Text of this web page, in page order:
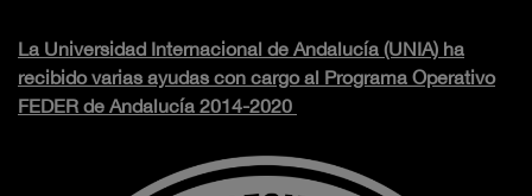
La Universidad Internacional de Andalucía (UNIA) ha
recibido varias ayudas con cargo al Programa Operativo
FEDER de Andalucía 2014-2020